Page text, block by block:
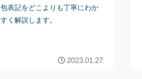
表記をどこよりも丁寧にわか
く解説します。
2023.01.27